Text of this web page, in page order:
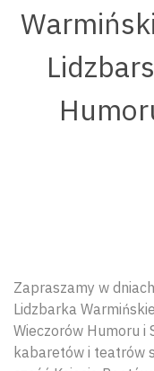
Zapraszamy w
Lidzbarka
Wieczorów Humoru
kabaretów i teatrów